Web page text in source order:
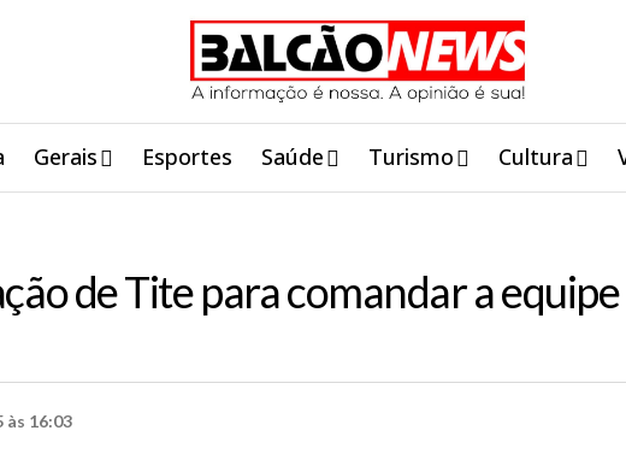
Gerais Esportes Saúde Turismo Cultura
de Tite para comandar a
às 16:03